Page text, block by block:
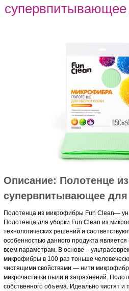
супервпитывающее
Описание: Полотенце
супервпитывающее для
Полотенца из микрофибры Fun Clean—
Полотенца для уборки Fun Clean из
технологических решений и
особенностью данного продукта
всем параметрам. В основе –
микрофибры в 100 раз тоньше
чистящими свойствами — нити
микрочастички пыли и загрязнений.
собственного объема. Идеально чистят и